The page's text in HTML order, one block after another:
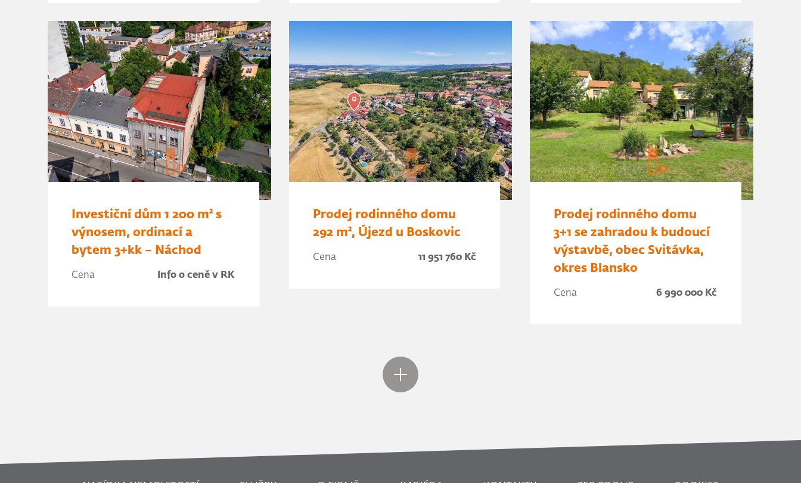
Investiční dům 1 200 m² s
výnosem, ordinací a
bytem 3+kk – Náchod
Cena Info o ceně v RK
Prodej rodinného domu
292 m², Újezd u Boskovic
Cena 11 951 760 Kč
Prodej rodinného domu
3+1 se zahradou k budoucí
výstavbě, obec Svitávka,
okres Blansko
Cena 6 990 000 Kč